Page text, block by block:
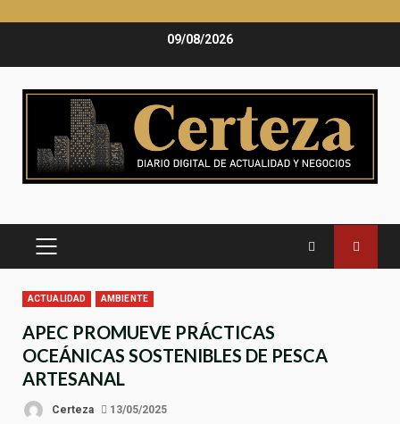
09/08/2026
MENÚ
ACTUALIDAD AMBIENTE
APEC PROMUEVE PRÁCTICAS
OCEÁNICAS SOSTENIBLES DE PESCA
ARTESANAL
Certeza 13/05/2025